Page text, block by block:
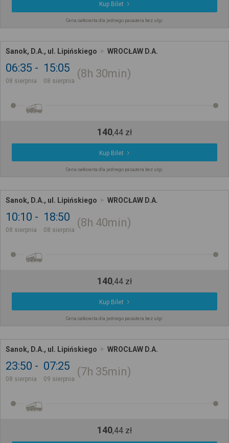
Kup Bilet
Cena całkowita dla jednego pasażera bez ulgi
Sanok, D.A., ul. Lipińskiego WROCŁAW D.A.
06:35
08 sierpnia
15:05
08 sierpnia
8h 30min
140,44 zł
Kup Bilet
Cena całkowita dla jednego pasażera bez ulgi
Sanok, D.A., ul. Lipińskiego WROCŁAW D.A.
10:10
08 sierpnia
18:50
08 sierpnia
8h 40min
140,44 zł
Kup Bilet
Cena całkowita dla jednego pasażera bez ulgi
Sanok, D.A., ul. Lipińskiego WROCŁAW D.A.
23:50
08 sierpnia
07:25
09 sierpnia
7h 35min
140,44 zł